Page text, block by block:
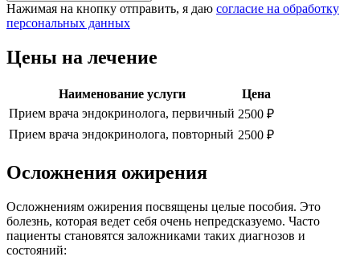
Нажимая на кнопку отправить, я даю согласие на обработку
персональных данных
Цены на лечение
Наименование услуги
Цена
Прием врача эндокринолога, первичный 2500 ₽
Прием врача эндокринолога, повторный 2500 ₽
Осложнения ожирения
Осложнениям ожирения посвящены целые пособия. Это
болезнь, которая ведет себя очень непредсказуемо. Часто
пациенты становятся заложниками таких диагнозов и
состояний: